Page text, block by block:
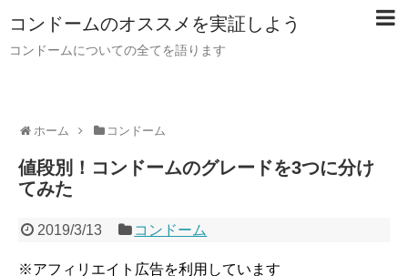
コンドームのオススメを実証しよう
コンドームについての全てを語ります
ホーム コンドーム
値段別！コンドームのグレードを3つに分け
てみた
2019/3/13 コンドーム
※アフィリエイト広告を利用しています